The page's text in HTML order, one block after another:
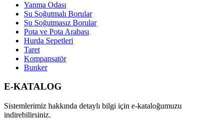
Yanma Odası
Su Soğutmalı Borular
Su Soğutmasız Borular
Pota ve Pota Arabası
Hurda Sepetleri
Taret
Kompansatör
Bunker
E-KATALOG
Sistemlerimiz hakkında detaylı bilgi için e-kataloğumuzu
indirebilirsiniz.